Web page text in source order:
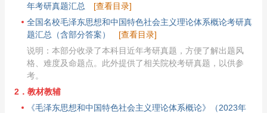
年考研真题汇总
[查看目录]
全国名校毛泽东思想和中国特色社会主义理论体系概论考研真
题汇总（含部分答案）
[查看目录]
说明：本部分收录了本科目近年考研真题，方便了解出题风
格、难度及命题点。此外提供了相关院校考研真题，以供参
考。
2．教材教辅
《毛泽东思想和中国特色社会主义理论体系概论》（2023年